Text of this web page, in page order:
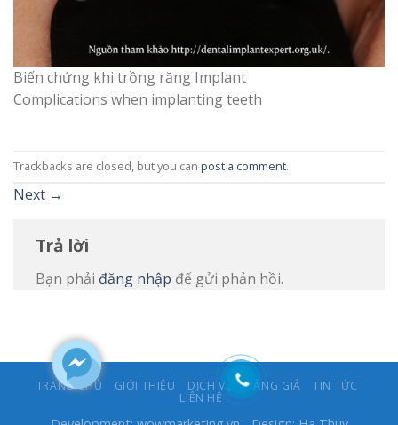
Biến chứng khi trồng răng Implant
Complications when implanting teeth
Trackbacks are closed, but you can post a comment.
Next →
Trả lời
Bạn phải đăng nhập để gửi phản hồi.
TRANG CHỦ GIỚI THIỆU DỊCH VỤ BẢNG GIÁ
TIN TỨC
LIÊN HỆ